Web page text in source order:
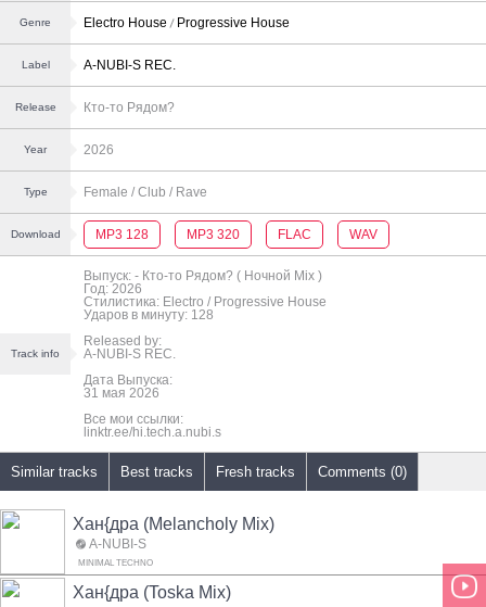
Genre Electro House Progressive House
Label A-NUBI-S REC.
Release Кто-то Рядом?
Year 2026
Type Female / Club / Rave
Download MP3 128 MP3 320 FLAC WAV
Track info
Выпуск: - Кто-то Рядом? ( Ночной Mix )
Год: 2026
Стилистика: Electro / Progressive House
Ударов в минуту: 128
Released by:
A-NUBI-S REC.
Дата Выпуска:
31 мая 2026
Все мои ссылки:
linktr.ee/hi.tech.a.nubi.s
Similar tracks Best tracks Fresh tracks Comments (0)
Хан{дра (Melancholy Mix)
A-NUBI-S
MINIMAL TECHNO
Хан{дра (Toska Mix)